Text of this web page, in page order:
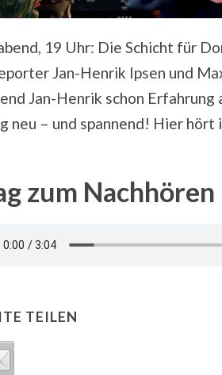
19 Uhr: Die Schicht für
Jan-Henrik Ipsen und
Jan-Henrik schon
neu – und spannend! Hier hört
zum Nachhören
TEILEN